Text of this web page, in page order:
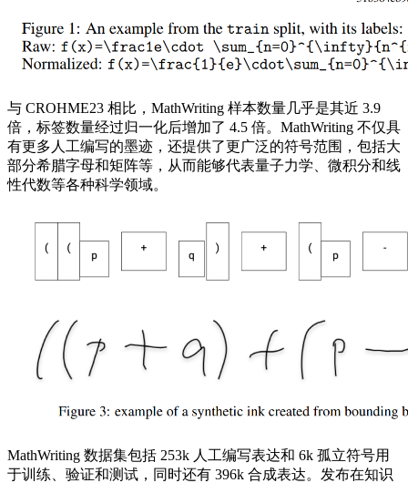
与 CROHME23 相比，MathWriting 样本数量几乎是其近 3.9
倍，标签数量经过归一化后增加了 4.5 倍。MathWriting 不仅具
有更多人工编写的墨迹，还提供了更广泛的符号范围，包括大
部分希腊字母和矩阵等，从而能够代表量子力学、微积分和线
性代数等各种科学领域。
MathWriting 数据集包括 253k 人工编写表达和 6k 孤立符号用
于训练、验证和测试，同时还有 396k 合成表达。发布在知识